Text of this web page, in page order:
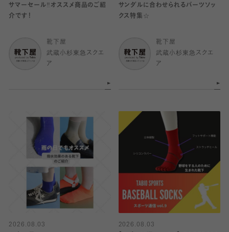
サマーセール‼︎オススメ商品のご紹
介です！
靴下屋
武蔵小杉東急スクエ
ア
サンダルに合わせられるパーツソッ
クス特集☆
靴下屋
武蔵小杉東急スクエ
ア
2026.08.03
2026.08.03